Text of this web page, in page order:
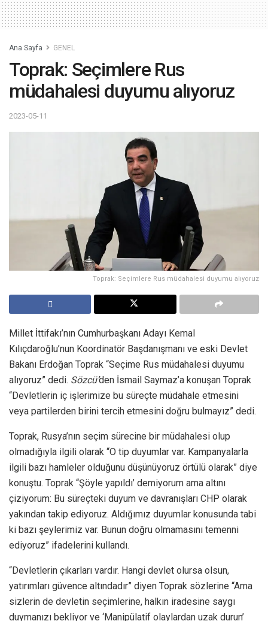
Ana Sayfa GENEL
Toprak: Seçimlere Rus
müdahalesi duyumu alıyoruz
2023-05-11
Toprak: Seçimlere Rus müdahalesi duyumu alıyoruz
Millet İttifakı’nın Cumhurbaşkanı Adayı Kemal
Kılıçdaroğlu’nun Koordinatör Başdanışmanı ve eski Devlet
Bakanı Erdoğan Toprak “Seçime Rus müdahalesi duyumu
alıyoruz” dedi. Sözcü’den İsmail Saymaz’a konuşan Toprak
“Devletlerin iç işlerimize bu süreçte müdahale etmesini
veya partilerden birini tercih etmesini doğru bulmayız” dedi.
Toprak, Rusya’nın seçim sürecine bir müdahalesi olup
olmadığıyla ilgili olarak “O tip duyumlar var. Kampanyalarla
ilgili bazı hamleler olduğunu düşünüyoruz örtülü olarak” diye
konuştu. Toprak “Şöyle yapıldı’ demiyorum ama altını
çiziyorum: Bu süreçteki duyum ve davranışları CHP olarak
yakından takip ediyoruz. Aldığımız duyumlar konusunda tabi
ki bazı şeylerimiz var. Bunun doğru olmamasını temenni
ediyoruz” ifadelerini kullandı.
“Devletlerin çıkarları vardır. Hangi devlet olursa olsun,
yatırımları güvence altındadır” diyen Toprak sözlerine “Ama
sizlerin de devletin seçimlerine, halkın iradesine saygı
duymanızı bekliyor ve ‘Manipülatif olaylardan uzak durun’